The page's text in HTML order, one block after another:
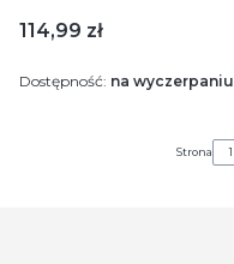
Cena
114,99 zł
Dostępność: na wyczerpaniu
Strona